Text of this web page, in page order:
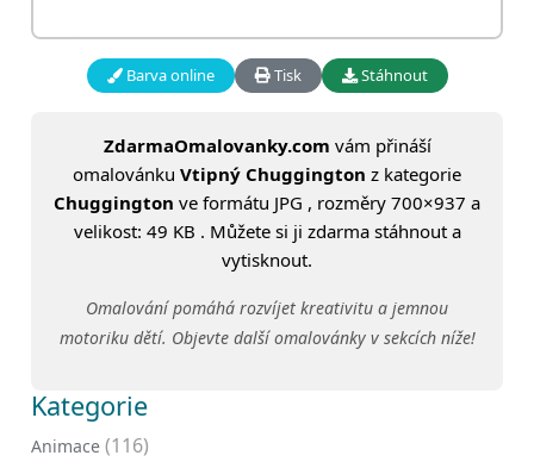
Barva online Tisk Stáhnout
ZdarmaOmalovanky.com vám přináší
omalovánku Vtipný Chuggington z kategorie
Chuggington ve formátu JPG , rozměry 700×937 a
velikost: 49 KB . Můžete si ji zdarma stáhnout a
vytisknout.
Omalování pomáhá rozvíjet kreativitu a jemnou
motoriku dětí. Objevte další omalovánky v sekcích níže!
Kategorie
Animace (116)